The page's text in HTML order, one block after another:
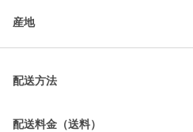
産地
配送方法
配送料金（送料）